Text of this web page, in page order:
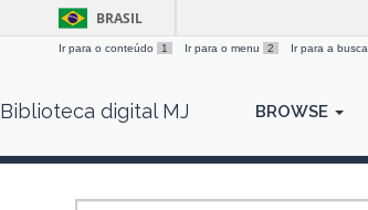
BRASIL
Ir para o conteúdo 1 Ir para o menu 2 Ir para a busca
Biblioteca digital MJ BROWSE